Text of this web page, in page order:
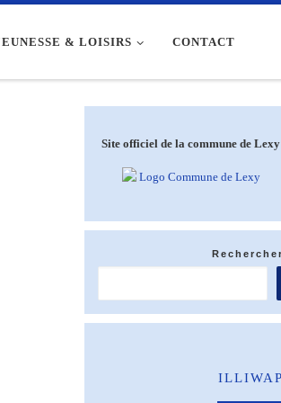
& LOISIRS CONTACT
Site officiel de la commune de Lexy
Rechercher
ILLIWAP